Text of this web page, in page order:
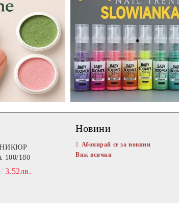
180
3.52лв.
Новини
Абонирай се за новини
Виж всички